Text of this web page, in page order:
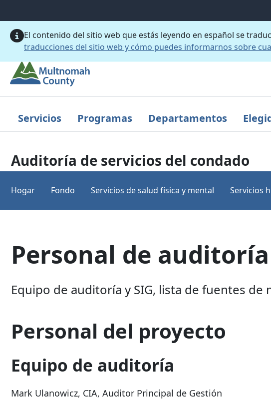
El contenido del sitio web que estás leyendo en español se
traducciones del sitio web y cómo puedes informarnos sobre
Servicios Programas Departamentos
Auditoría de servicios del condado
Hogar Fondo Servicios de salud física y mental Servicios
Personal de
Equipo de auditoría y SIG, lista de fuentes
Personal del proyecto
Equipo de auditoría
Mark Ulanowicz, CIA, Auditor Principal de Gestión